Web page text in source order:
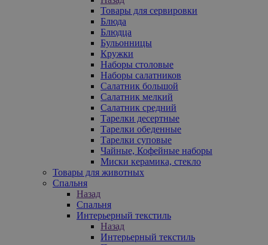
Товары для сервировки
Блюда
Блюдца
Бульонницы
Кружки
Наборы столовые
Наборы салатников
Салатник большой
Салатник мелкий
Салатник средний
Тарелки десертные
Тарелки обеденные
Тарелки суповые
Чайные, Кофейные наборы
Миски керамика, стекло
Товары для животных
Спальня
Назад
Спальня
Интерьерный текстиль
Назад
Интерьерный текстиль